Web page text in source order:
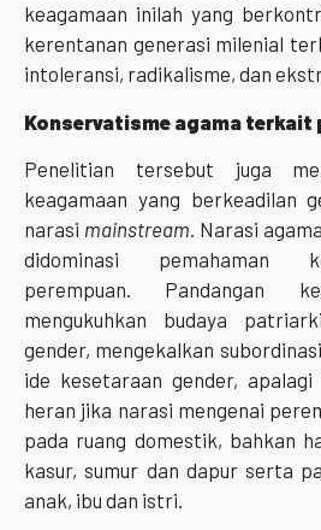
keagamaan inilah yang
kerentanan generasi milenial
intoleransi, radikalisme, dan
Konservatisme agama terkait
Penelitian tersebut juga
keagamaan yang berkeadilan
narasi mainstream . Narasi
didominasi pemahaman
perempuan. Pandangan
mengukuhkan budaya
gender, mengekalkan
ide kesetaraan gender,
heran jika narasi mengenai
pada ruang domestik, bahkan
kasur, sumur dan dapur serta
anak, ibu dan istri.